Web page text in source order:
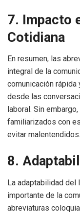
7. Impacto
Cotidiana
En resumen, las
integral de la
comunicación
desde las
laboral. Sin
familiarizados con
evitar malentendidos.
8.
La adaptabilidad del
importante de la
abreviaturas